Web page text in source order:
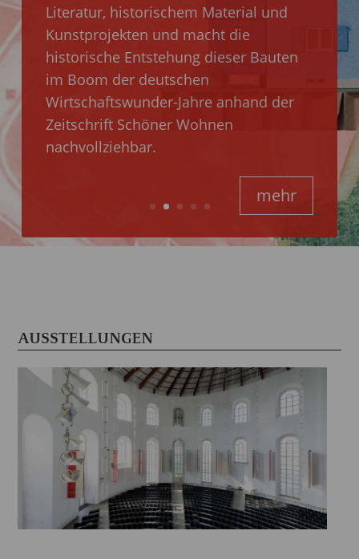
Literatur, historischem Material und
Kunstprojekten und macht die
historische Entstehung dieser Bauten
im Boom der deutschen
Wirtschaftswunder-Jahre anhand der
Zeitschrift Schöner Wohnen
nachvollziehbar.
mehr
Auch auf baukulturelle Bildung muss in
Zeiten des DAM-Umbaus nicht
verzichtet werden! Ob vor Ort im
Interimsquartier des DAM Ostend,
mobil in Schulen, in der Stadt und im
Netz – mit Ideen und Material
ausgestattet, kommen wir zu Ihnen, wo
AUSSTELLUNGEN